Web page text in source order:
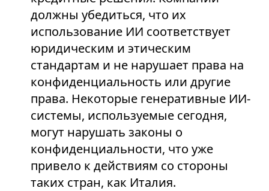
должны убедиться, что их
использование ИИ соответствует
юридическим и этическим
стандартам и не нарушает права на
конфиденциальность или другие
права. Некоторые генеративные ИИ-
системы, используемые сегодня,
могут нарушать законы о
конфиденциальности, что уже
привело к действиям со стороны
таких стран, как Италия.